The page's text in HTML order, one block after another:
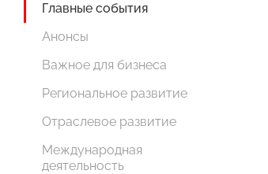
Главные события
Анонсы
Важное для бизнеса
Региональное развитие
Отраслевое развитие
Международная
деятельность